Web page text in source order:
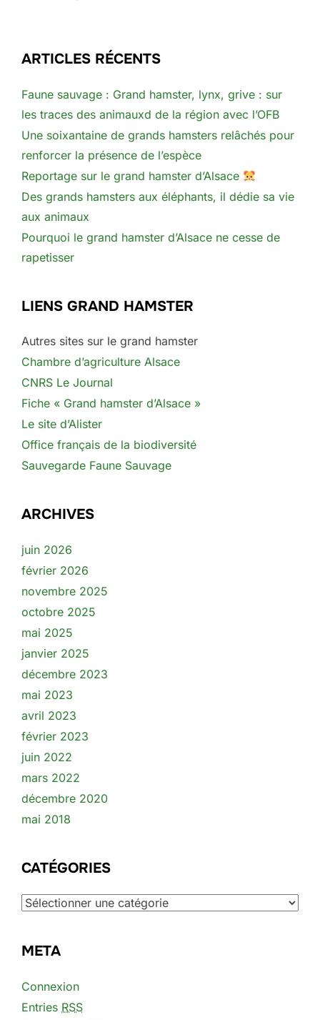
ARTICLES RÉCENTS
Faune sauvage : Grand hamster, lynx, grive : sur
les traces des animauxd de la région avec l’OFB
Une soixantaine de grands hamsters relâchés pour
renforcer la présence de l’espèce
Reportage sur le grand hamster d’Alsace
Des grands hamsters aux éléphants, il dédie sa vie
aux animaux
Pourquoi le grand hamster d’Alsace ne cesse de
rapetisser
LIENS GRAND HAMSTER
Autres sites sur le grand hamster
Chambre d’agriculture Alsace
CNRS Le Journal
Fiche « Grand hamster d’Alsace »
Le site d’Alister
Office français de la biodiversité
Sauvegarde Faune Sauvage
ARCHIVES
juin 2026
février 2026
novembre 2025
octobre 2025
mai 2025
janvier 2025
décembre 2023
mai 2023
avril 2023
février 2023
juin 2022
mars 2022
décembre 2020
mai 2018
CATÉGORIES
Catégories
META
Connexion
Entries RSS